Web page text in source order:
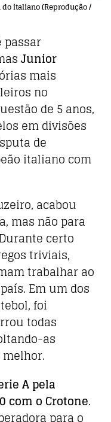
italiano (Reprodução /
passar
Junior
mais
no
de 5 anos,
em divisões
de
italiano com
acabou
mas não para
certo
triviais,
trabalhar ao
Em um dos
foi
todas
as
A pela
com o Crotone.
para o